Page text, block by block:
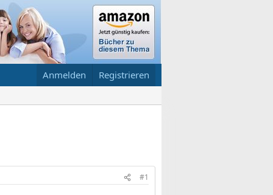
Anmelden Registrieren
#1